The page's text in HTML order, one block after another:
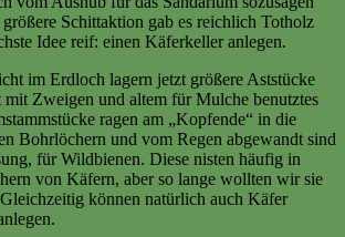
Schittaktion gab es reichlich Totholz
Idee reif: einen Käferkeller anlegen.
im Erdloch lagern jetzt größere Aststücke
Zweigen und altem für Mulche benutztes
ragen am „Kopfende“ in die
Bohrlöchern und vom Regen abgewandt sind
für Wildbienen. Diese nisten häufig in
von Käfern, aber so lange wollten wir sie
können natürlich auch Käfer